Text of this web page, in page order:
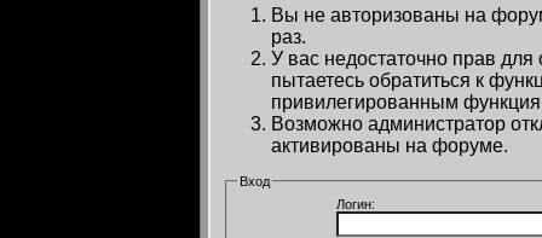
Вы не авторизованы на
раз.
У вас недостаточно прав
пытаетесь обратиться к
привилегированным
Возможно администратор
активированы на форуме.
Вход
Логин: